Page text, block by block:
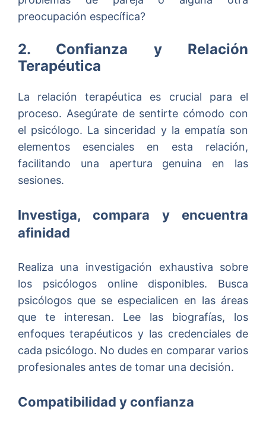
preocupación específica?
2. Confianza y Relación
Terapéutica
La relación terapéutica es crucial para el
proceso. Asegúrate de sentirte cómodo con
el psicólogo. La sinceridad y la empatía son
elementos esenciales en esta relación,
facilitando una apertura genuina en las
sesiones.
Investiga, compara y encuentra
afinidad
Realiza una investigación exhaustiva sobre
los psicólogos online disponibles. Busca
psicólogos que se especialicen en las áreas
que te interesan. Lee las biografías, los
enfoques terapéuticos y las credenciales de
cada psicólogo. No dudes en comparar varios
profesionales antes de tomar una decisión.
Compatibilidad y confianza